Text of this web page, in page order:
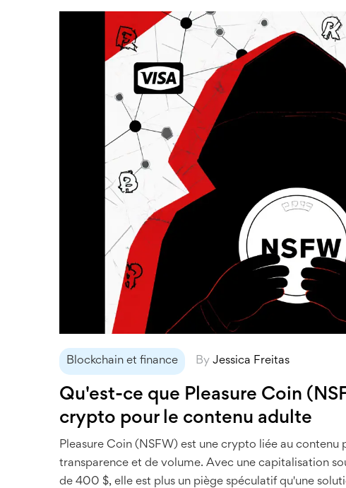
Blockchain et finance By Jessica Freitas
Qu'est-ce que Pleasure Coin
crypto pour le contenu adulte
Pleasure Coin (NSFW) est une crypto liée au
transparence et de volume. Avec une capitalisation
de 400 $, elle est plus un piège spéculatif qu'une